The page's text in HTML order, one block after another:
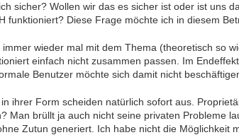
sicher? Wollen wir das es sicher ist oder ist uns
funktioniert? Diese Frage möchte ich in diesem
wieder mal mit dem Thema (theoretisch so
einfach nicht zusammen passen. Im
Benutzer möchte sich damit nicht
ihrer Form scheiden natürlich sofort aus.
Man brüllt ja auch nicht seine privaten Probleme
Zutun generiert. Ich habe nicht die